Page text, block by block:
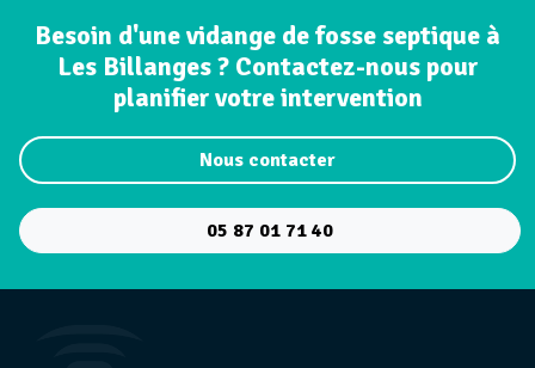
Besoin d'une vidange de fosse septique à
Les Billanges ? Contactez-nous pour
planifier votre intervention
Nous contacter
05 87 01 71 40